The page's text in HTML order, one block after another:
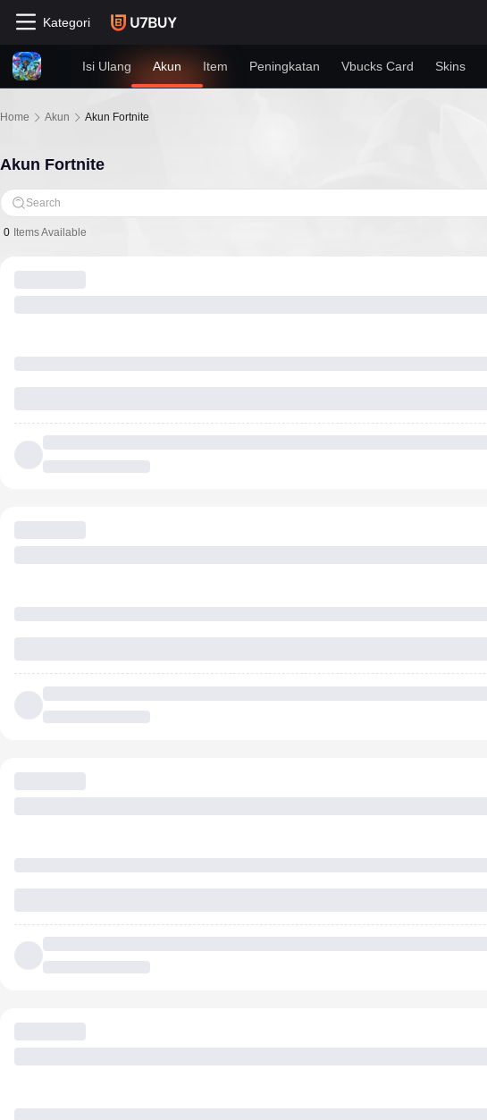
Kategori
Isi Ulang Akun Item Peningkatan Vbucks Card Skins
Home Akun Akun Fortnite
Akun Fortnite
Search
0 Items Available